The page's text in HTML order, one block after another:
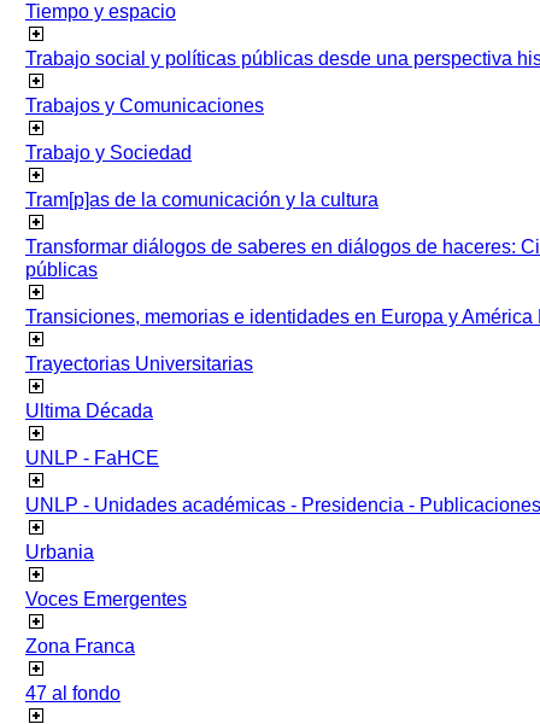
Tiempo y espacio
Trabajo social y políticas públicas desde una perspectiva
Trabajos y Comunicaciones
Trabajo y Sociedad
Tram[p]as de la comunicación y la cultura
Transformar diálogos de saberes en diálogos de haceres:
públicas
Transiciones, memorias e identidades en Europa y América
Trayectorias Universitarias
Ultima Década
UNLP - FaHCE
UNLP - Unidades académicas - Presidencia - Publicaciones
Urbania
Voces Emergentes
Zona Franca
47 al fondo